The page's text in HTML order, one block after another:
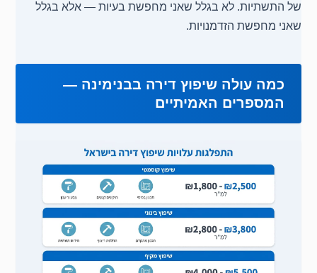
של התשתיות. לא בגלל שאני מחפשת בעיות — אלא בגלל
שאני מחפשת הזדמנויות.
כמה עולה שיפוץ דירה בבנימינה —
המספרים האמיתיים